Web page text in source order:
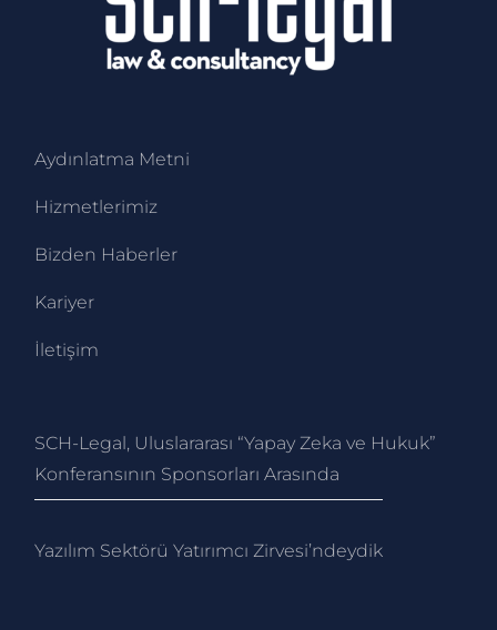
Aydınlatma Metni
Hizmetlerimiz
Bizden Haberler
Kariyer
İletişim
SCH-Legal, Uluslararası “Yapay Zeka ve Hukuk”
Konferansının Sponsorları Arasında
Yazılım Sektörü Yatırımcı Zirvesi’ndeydik